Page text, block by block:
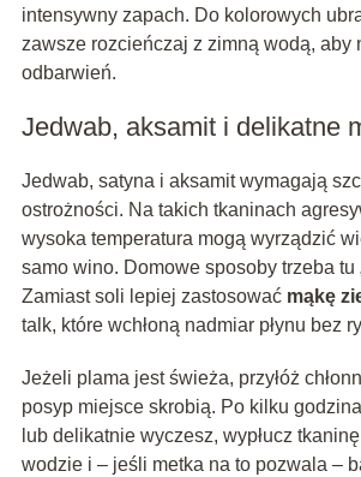
intensywny zapach. Do kolorowych
zawsze rozcieńczaj z zimną wodą, aby
odbarwień.
Jedwab, aksamit i delikatne
Jedwab, satyna i aksamit wymagają
ostrożności. Na takich tkaninach
wysoka temperatura mogą wyrządzić
samo wino. Domowe sposoby trzeba tu
Zamiast soli lepiej zastosować mąkę
talk, które wchłoną nadmiar płynu bez
Jeżeli plama jest świeża, przyłóż
posyp miejsce skrobią. Po kilku
lub delikatnie wyczesz, wypłucz
wodzie i – jeśli metka na to pozwala –